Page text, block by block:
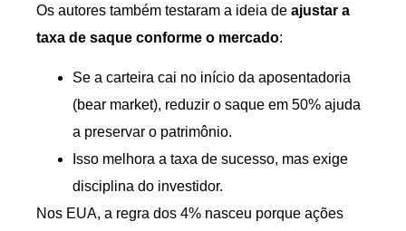
Os autores também testaram a ideia de ajustar a
taxa de saque conforme o mercado:
Se a carteira cai no início da aposentadoria
(bear market), reduzir o saque em 50% ajuda
a preservar o patrimônio.
Isso melhora a taxa de sucesso, mas exige
disciplina do investidor.
Nos EUA, a regra dos 4% nasceu porque ações